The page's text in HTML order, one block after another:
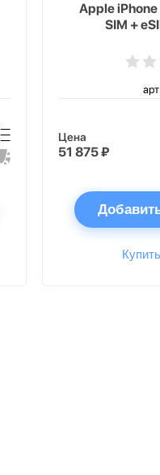
Apple iPhone
SIM +
Цена
51 875 ₽